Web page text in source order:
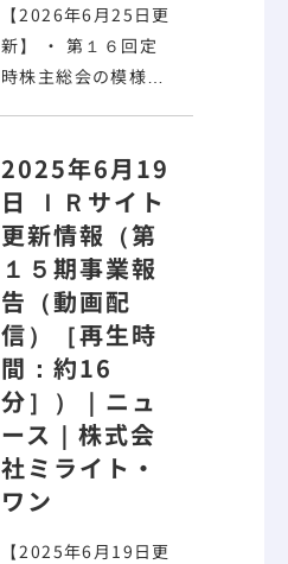
【2026年6月25日更
新】 ・ 第１６回定
時株主総会の模様
ちら をご覧くださ
い。
ニュース一覧へ
戻る Share HOME
ニュース ＩＲサイト
更新情報（第１６回
定時株主総会の模様
（動画配信 ））
2025年6月19
日 ＩＲサイト
更新情報（第
１５期事業報
告（動画配
信）［再生時
間：約16
分］）｜ニュ
ース｜株式会
社ミライト・
ワン
【2025年6月19日更